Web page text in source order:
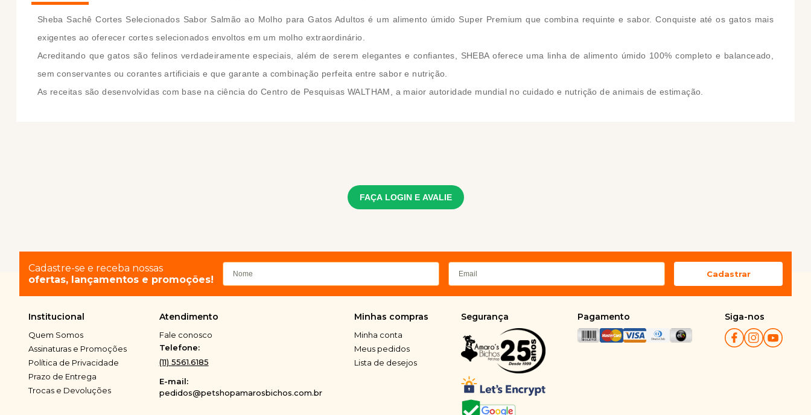
Sheba Sachê Cortes Selecionados Sabor Salmão ao Molho para Gatos Adultos é um alimento úmido Super Premium que combina requinte e sabor. Conquiste até os gatos mais
exigentes ao oferecer cortes selecionados envoltos em um molho extraordinário.
Acreditando que gatos são felinos verdadeiramente especiais, além de serem elegantes e confiantes, SHEBA oferece uma linha de alimento úmido 100% completo e balanceado,
sem conservantes ou corantes artificiais e que garante a combinação perfeita entre sabor e nutrição.
As receitas são desenvolvidas com base na ciência do Centro de Pesquisas WALTHAM, a maior autoridade mundial no cuidado e nutrição de animais de estimação.
FAÇA LOGIN E AVALIE
Cadastre-se e receba nossas
ofertas, lançamentos e promoções!
Institucional
Quem Somos
Assinaturas e Promoções
Política de Privacidade
Prazo de Entrega
Trocas e Devoluções
Atendimento
Fale conosco
Telefone:
(11) 5561.6185
E-mail:
pedidos@petshopamarosbichos.com.br
Minhas compras
Minha conta
Meus pedidos
Lista de desejos
Segurança Pagamento Siga-nos